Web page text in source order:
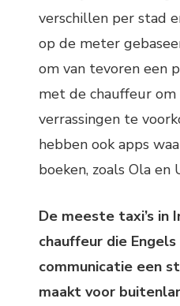
verschillen per stad
op de meter
om van tevoren een
met de chauffeur om
verrassingen te
hebben ook apps
boeken, zoals Ola en
De meeste taxi’s in
chauffeur die
communicatie een
maakt voor